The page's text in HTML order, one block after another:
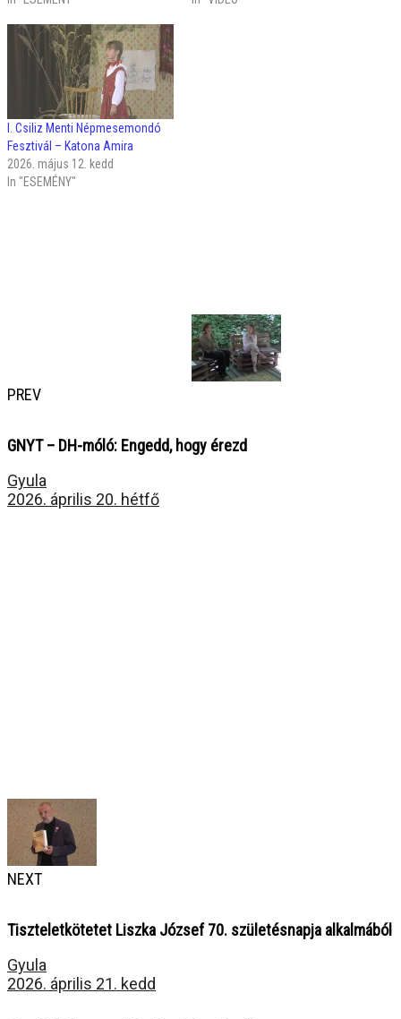
I. Csiliz Menti Népmesemondó
Fesztivál – Katona Amira
2026. május 12. kedd
In "ESEMÉNY"
PREV
GNYT – DH-móló: Engedd, hogy érezd
Gyula
2026. április 20. hétfő
NEXT
Tiszteletkötetet Liszka József 70. születésnapja alkalmából
Gyula
2026. április 21. kedd